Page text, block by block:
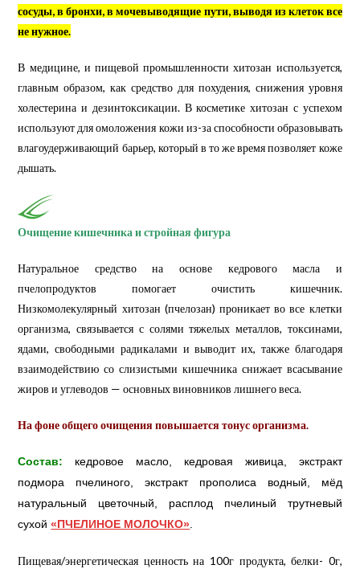
сосуды, в бронхи, в мочевыводящие пути, выводя из клеток все
не нужное.
В медицине, и пищевой промышленности хитозан используется,
главным образом, как средство для похудения, снижения уровня
холестерина и дезинтоксикации. В косметике хитозан с успехом
используют для омоложения кожи из-за способности образовывать
влагоудерживающий барьер, который в то же время позволяет коже
дышать.
Очищение кишечника и стройная фигура
Натуральное средство на основе кедрового масла и
пчелопродуктов помогает очистить кишечник.
Низкомолекулярный хитозан (пчелозан) проникает во все клетки
организма, связывается с солями тяжелых металлов, токсинами,
ядами, свободными радикалами и выводит их, также благодаря
взаимодействию со слизистыми кишечника снижает всасывание
жиров и углеводов — основных виновников лишнего веса.
На фоне общего очищения повышается тонус организма.
Состав: кедровое масло, кедровая живица, экстракт
подмора пчелиного, экстракт прополиса водный, мёд
натуральный цветочный, расплод пчелиный трутневый
сухой«ПЧЕЛИНОЕ МОЛОЧКО»
Пищевая/энергетическая ценность на 100г продукта, белки- 0г,